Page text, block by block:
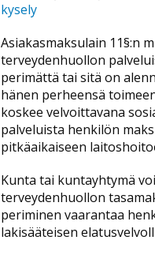
kysely
Asiakasmaksulain 11§:n
terveydenhuollon
perimättä tai sitä on
hänen perheensä
koskee velvoittavana
palveluista henkilön
pitkäaikaiseen
Kunta tai kuntayhtymä
terveydenhuollon
periminen vaarantaa
lakisääteisen